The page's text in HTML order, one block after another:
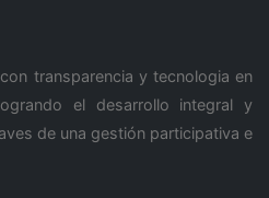
transparencia y tecnologia en
el desarrollo integral y
de una gestión participativa e